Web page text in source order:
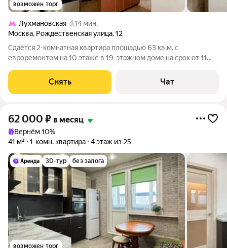
возможен торг
Лухмановская
14 мин.
Москва, Рождественская улица,12
Сдаётся 2-комнатная квартира площадью 63 кв.м. с
евроремонтом на 10 этаже в 19-этажном доме на срок от 11
Стиральная машина Холодильник Посудомоечная машина
Кондиционер Пылесос Дом - панельный,
Снять Чат
62 000 ₽ в месяц
Вернём 10%
41 м²
1-комн. квартира 4 этаж из 25
3D-тур без залога
возможен торг